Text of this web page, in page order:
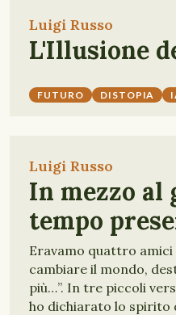
Luigi Russo
L'Illusione
FUTURO DISTOPIA
Luigi Russo
In mezzo al
tempo
Eravamo quattro amici
cambiare il mondo,
più…”. In tre piccoli
ho dichiarato lo spirito